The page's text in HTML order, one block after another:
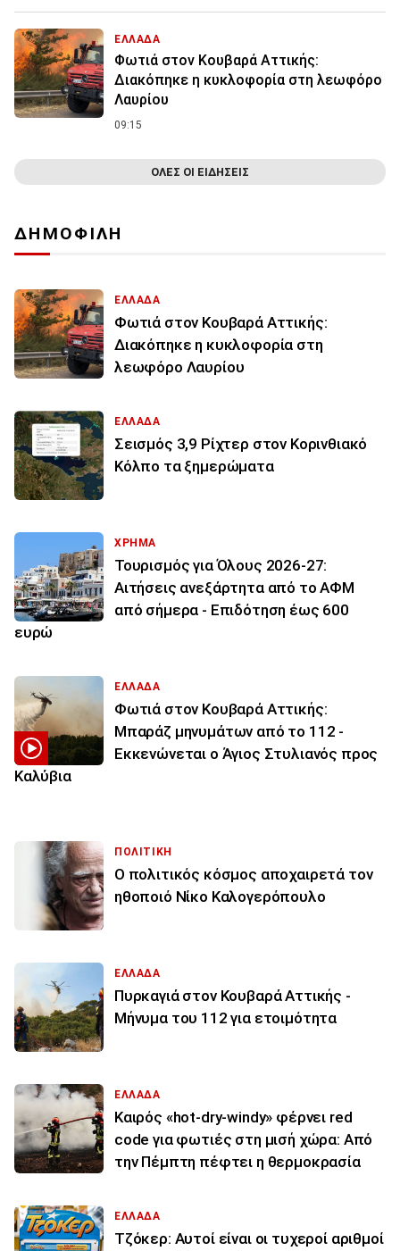
ΕΛΛΑΔΑ
Φωτιά στον Κουβαρά Αττικής:
Διακόπηκε η κυκλοφορία στη λεωφόρο
Λαυρίου
09:15
ΟΛΕΣ ΟΙ ΕΙΔΗΣΕΙΣ
ΔΗΜΟΦΙΛΗ
ΕΛΛΑΔΑ
Φωτιά στον Κουβαρά Αττικής:
Διακόπηκε η κυκλοφορία στη
λεωφόρο Λαυρίου
ΕΛΛΑΔΑ
Σεισμός 3,9 Ρίχτερ στον Κορινθιακό
Κόλπο τα ξημερώματα
ΧΡΗΜΑ
Τουρισμός για Όλους 2026-27:
Αιτήσεις ανεξάρτητα από το ΑΦΜ
από σήμερα - Επιδότηση έως 600
ευρώ
ΕΛΛΑΔΑ
Φωτιά στον Κουβαρά Αττικής:
Μπαράζ μηνυμάτων από το 112 -
Εκκενώνεται ο Άγιος Στυλιανός προς
Καλύβια
ΠΟΛΙΤΙΚΗ
Ο πολιτικός κόσμος αποχαιρετά τον
ηθοποιό Νίκο Καλογερόπουλο
ΕΛΛΑΔΑ
Πυρκαγιά στον Κουβαρά Αττικής -
Μήνυμα του 112 για ετοιμότητα
ΕΛΛΑΔΑ
Καιρός «hot-dry-windy» φέρνει red
code για φωτιές στη μισή χώρα: Από
την Πέμπτη πέφτει η θερμοκρασία
ΕΛΛΑΔΑ
Τζόκερ: Αυτοί είναι οι τυχεροί αριθμοί